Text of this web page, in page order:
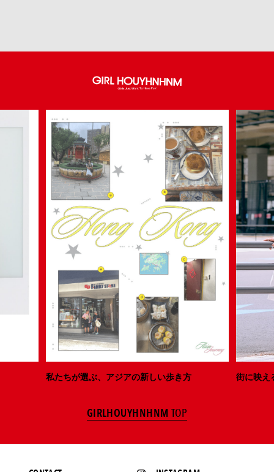
私たちが選ぶ、アジアの新しい歩き方 街に映え
GIRLHOUYHNHNM TOP